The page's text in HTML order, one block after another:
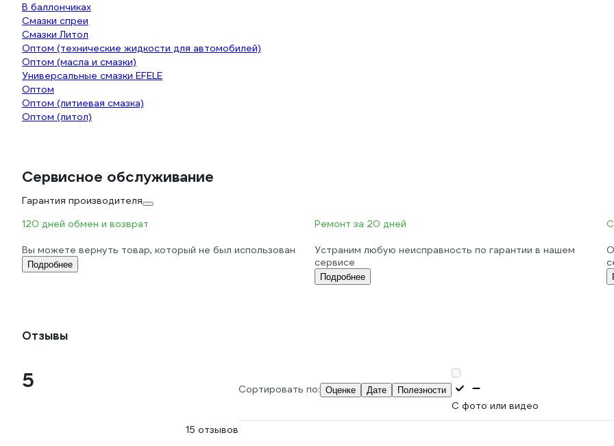
В баллончиках
Смазки спреи
Смазки Литол
Оптом (технические жидкости для автомобилей)
Оптом (масла и смазки)
Универсальные смазки EFELE
Оптом
Оптом (литиевая смазка)
Оптом (литол)
Сервисное обслуживание
Гарантия производителя
120 дней обмен и возврат
Вы можете вернуть товар, который не был использован
Подробнее
Ремонт за 20 дней
Устраним любую неисправность по гарантии в нашем
сервисе
Подробнее
Отзывы
5
15 отзывов
Сортировать по: Оценке Дате Полезности
С фото или видео